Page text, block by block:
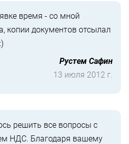
время - со мной
копии документов отсылал
Рустем Сафин
13 июля 2012 г.
решить все вопросы с
НДС. Благодаря вашему